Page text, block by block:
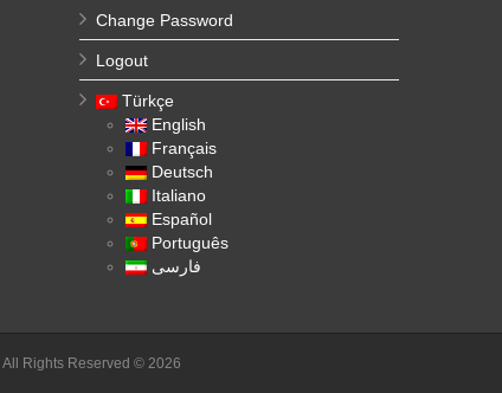
Change Password
Logout
Türkçe
English
Français
Deutsch
Italiano
Español
Português
فارسی
Rights Reserved © 2026